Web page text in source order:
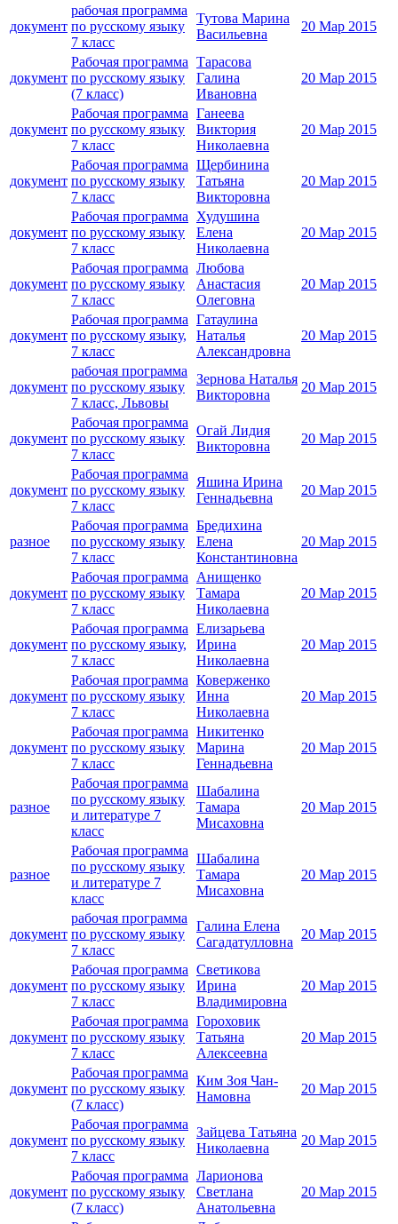
документ
рабочая программа
по русскому языку
7 класс
Тутова Марина
Васильевна
20 Мар 2015
документ
Рабочая программа
по русскому языку
(7 класс)
Тарасова
Галина
Ивановна
20 Мар 2015
документ
Рабочая программа
по русскому языку
7 класс
Ганеева
Виктория
Николаевна
20 Мар 2015
документ
Рабочая программа
по русскому языку
7 класс
Щербинина
Татьяна
Викторовна
20 Мар 2015
документ
Рабочая программа
по русскому языку
7 класс
Худушина
Елена
Николаевна
20 Мар 2015
документ
Рабочая программа
по русскому языку
7 класс
Любова
Анастасия
Олеговна
20 Мар 2015
документ
Рабочая программа
по русскому языку,
7 класс
Гатаулина
Наталья
Александровна
20 Мар 2015
документ
рабочая программа
по русскому языку
7 класс, Львовы
Зернова Наталья
Викторовна
20 Мар 2015
документ
Рабочая программа
по русскому языку
7 класс
Огай Лидия
Викторовна
20 Мар 2015
документ
Рабочая программа
по русскому языку
7 класс
Яшина Ирина
Геннадьевна
20 Мар 2015
разное
Рабочая программа
по русскому языку
7 класс
Бредихина
Елена
Константиновна
20 Мар 2015
документ
Рабочая программа
по русскому языку
7 класс
Анищенко
Тамара
Николаевна
20 Мар 2015
документ
Рабочая программа
по русскому языку,
7 класс
Елизарьева
Ирина
Николаевна
20 Мар 2015
документ
Рабочая программа
по русскому языку
7 класс
Коверженко
Инна
Николаевна
20 Мар 2015
документ
Рабочая программа
по русскому языку
7 класс
Никитенко
Марина
Геннадьевна
20 Мар 2015
разное
Рабочая программа
по русскому языку
и литературе 7
класс
Шабалина
Тамара
Мисаховна
20 Мар 2015
разное
Рабочая программа
по русскому языку
и литературе 7
класс
Шабалина
Тамара
Мисаховна
20 Мар 2015
документ
рабочая программа
по русскому языку
7 класс
Галина Елена
Сагадатулловна
20 Мар 2015
документ
Рабочая программа
по русскому языку
7 класс
Светикова
Ирина
Владимировна
20 Мар 2015
документ
Рабочая программа
по русскому языку
7 класс
Гороховик
Татьяна
Алексеевна
20 Мар 2015
документ
Рабочая программа
по русскому языку
(7 класс)
Ким Зоя Чан-
Намовна
20 Мар 2015
документ
Рабочая программа
по русскому языку
7 класс
Зайцева Татьяна
Николаевна
20 Мар 2015
документ
Рабочая программа
по русскому языку
(7 класс)
Ларионова
Светлана
Анатольевна
20 Мар 2015